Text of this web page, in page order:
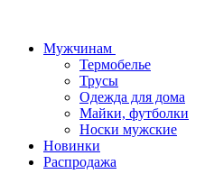
Мужчинам
Термобелье
Трусы
Одежда для дома
Майки, футболки
Носки мужские
Новинки
Распродажа